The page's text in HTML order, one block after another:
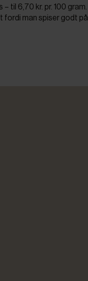
til 6,70 kr. pr. 100 gram.
fordi man spiser godt på